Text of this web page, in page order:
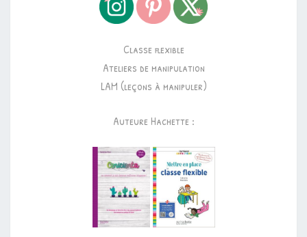
Classe flexible
Ateliers de manipulation
LAM (leçons à manipuler)
Auteure Hachette :